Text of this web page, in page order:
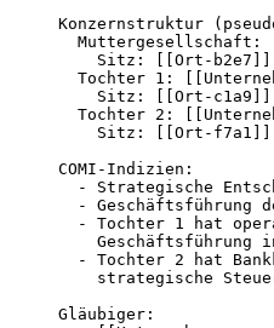
Konzernstruktur
Muttergesellschaft:
Sitz: [[Ort-
Tochter 1:
Sitz: [[Ort-
Tochter 2:
Sitz: [[Ort-f7a1]]
COMI-Indizien:
- Strategische
- Geschäftsführung
- Tochter 1 hat
Geschäftsführung
- Tochter 2 hat
strategische
Gläubiger: